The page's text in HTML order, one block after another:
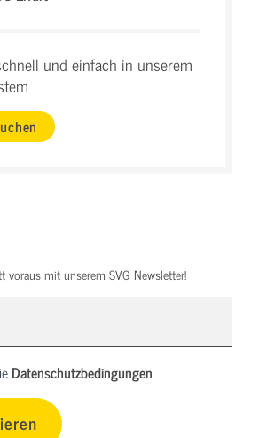
und einfach in unserem
voraus mit unserem SVG Newsletter!
Datenschutzbedingungen